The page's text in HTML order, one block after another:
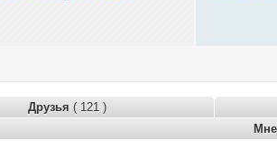
Друзья ( 121 )